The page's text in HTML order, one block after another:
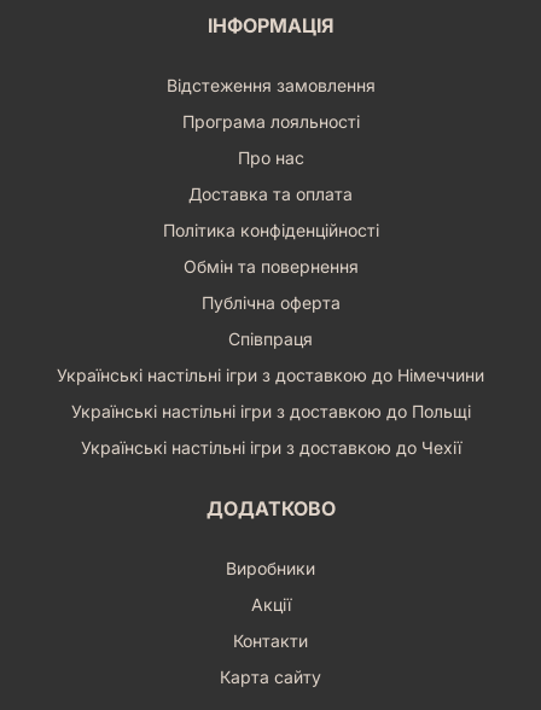
ІНФОРМАЦІЯ
Відстеження замовлення
Програма лояльності
Про нас
Доставка та оплата
Політика конфіденційності
Обмін та повернення
Публічна оферта
Співпраця
Українські настільні ігри з доставкою до Німеччини
Українські настільні ігри з доставкою до Польщі
Українські настільні ігри з доставкою до Чехії
ДОДАТКОВО
Виробники
Акції
Контакти
Карта сайту